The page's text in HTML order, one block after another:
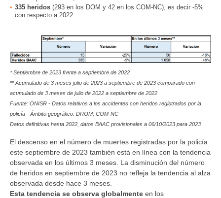
335 heridos (293 en los DOM y 42 en los COM-NC), es decir -5%
con respecto a 2022.
* Septiembre de 2023 frente a septiembre de 2022
** Acumulado de 3 meses julio de 2023 a septiembre de 2023 comparado con
acumulado de 3 meses de julio de 2022 a septiembre de 2022
Fuente: ONISR - Datos relativos a los accidentes con heridos registrados por la
policía - Ámbito geográfico: DROM, COM-NC
Datos definitivas hasta 2022, datos BAAC provisionales a 06/10/2023 para 2023
El descenso en el número de muertes registradas por la policía
este septiembre de 2023 también está en línea con la tendencia
observada en los últimos 3 meses. La disminución del número
de heridos en septiembre de 2023 no refleja la tendencia al alza
observada desde hace 3 meses.
Esta tendencia se observa globalmente en los